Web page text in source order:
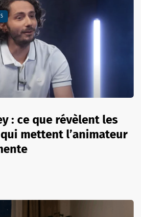
: ce que révèlent les
mettent l’animateur